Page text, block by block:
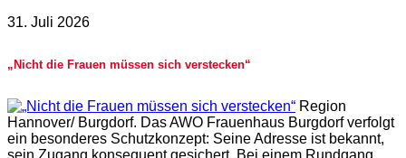
31. Juli 2026
„Nicht die Frauen müssen sich verstecken“
Region
Hannover/ Burgdorf. Das AWO Frauenhaus Burgdorf verfolgt
ein besonderes Schutzkonzept: Seine Adresse ist bekannt,